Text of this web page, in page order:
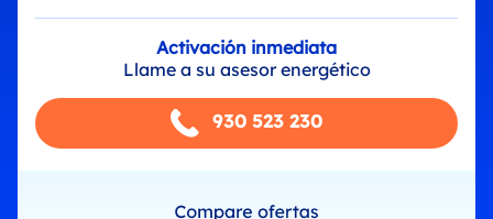
Activación inmediata
Llame a su asesor energético
930 523 230